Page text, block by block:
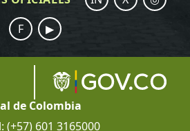
F
▶
de Colombia
601 3165000